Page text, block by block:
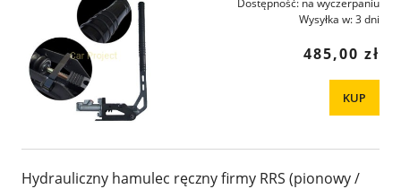
Dostępność: na wyczerpaniu
Wysyłka w:3 dni
485,00 zł
KUP
Hydrauliczny hamulec ręczny firmy RRS (pionowy /